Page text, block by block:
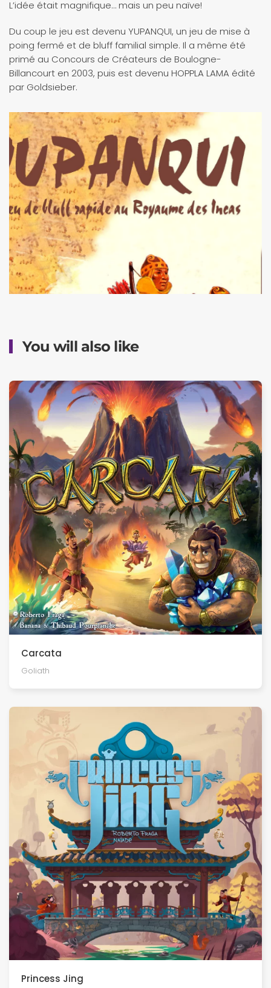
L’idée était magnifique… mais un peu naïve!
Du coup le jeu est devenu YUPANQUI, un jeu de mise à
poing fermé et de bluff familial simple. Il a même été
primé au Concours de Créateurs de Boulogne-
Billancourt en 2003, puis est devenu HOPPLA LAMA édité
par Goldsieber.
You will also like
Carcata
Goliath
Princess Jing